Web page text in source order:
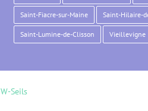
Saint-Fiacre-sur-Maine Saint-Hilaire-
Saint-Lumine-de-Clisson Vieillevigne
W-Seils